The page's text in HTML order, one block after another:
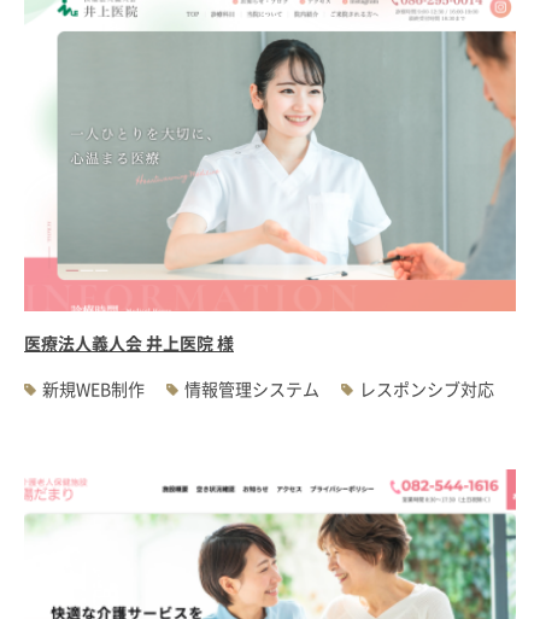
医療法人義人会 井上医院 様
新規WEB制作
情報管理システム レスポンシブ対応